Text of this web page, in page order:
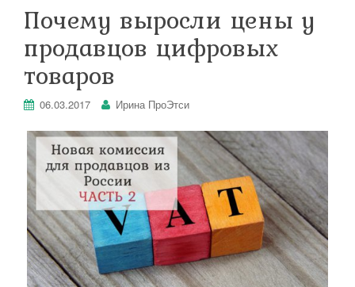
g
a
Почему выросли цены у
продавцов цифровых
товаров
06.03.2017 Ирина ПроЭтси